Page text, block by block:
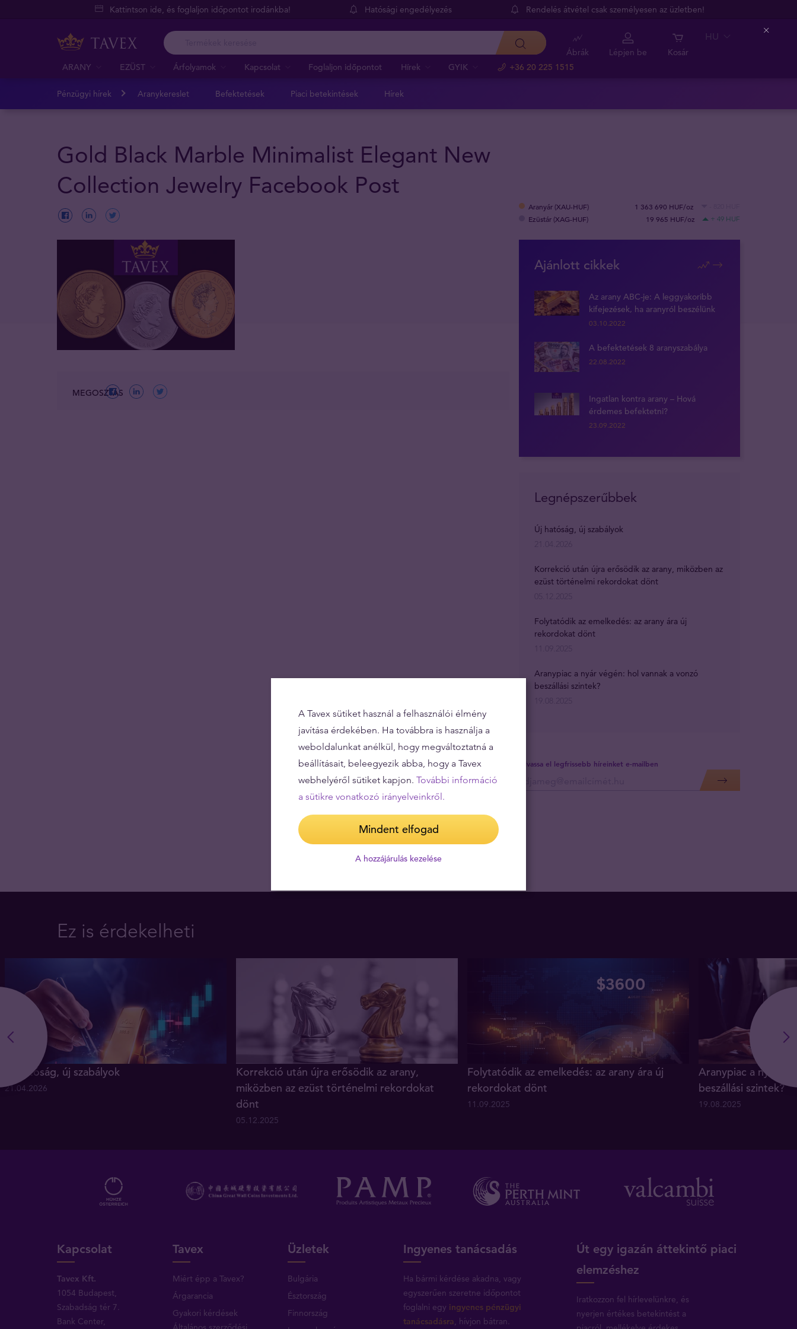
Kattintson ide, és foglaljon időpontot irodánkba! Hatósági engedélyezés Rendelés átvétel csak személyesen az üzletben!
ARANY EZÜST Árfolyamok Kapcsolat Foglaljon időpontot Hírek GYIK +36 20 225 1515
Ábrák Lépjen be Kosár
HU
Pénzügyi hírek Aranykereslet Befektetések Piaci betekintések Hírek
Gold Black Marble Minimalist Elegant New
Collection Jewelry Facebook Post
Aranyár (XAU-HUF) 1 363 690 HUF/oz
Ezüstár (XAG-HUF) 19 965 HUF/oz + 49 HUF
MEGOSZTÁS
Ajánlott cikkek
Az arany ABC-je: A leggyakoribb
kifejezések, ha aranyról beszélünk
03.10.2022
A befektetések 8 aranyszabálya
22.08.2022
Ingatlan kontra arany – Hová
érdemes befektetni?
23.09.2022
Olvassa el legfrissebb híreinket e-mailben
Legnépszerűbbek
Új hatóság, új szabályok
Korrekció után újra erősödik az arany, miközben az
ezüst történelmi rekordokat dönt
Folytatódik az emelkedés: az arany ára új
rekordokat dönt
Aranypiac a nyár végén: hol vannak a vonzó
beszállási szintek?
Ez is érdekelheti
Új hatóság, új szabályok
21.04.2026
Korrekció után újra erősödik az arany,
miközben az ezüst történelmi rekordokat
dönt
05.12.2025
Folytatódik az emelkedés: az arany ára új
rekordokat dönt
11.09.2025
Aranypiac a nyár
beszállási szintek?
19.08.2025
Kapcsolat
Tavex Kft.
1054 Budapest,
Szabadság tér 7.
Bank Center,
Tavex
Miért épp a Tavex?
Árgarancia
Gyakori kérdések
Üzletek
Bulgária
Észtország
Finnország
Ingyenes tanácsadás
Ha bármi kérdése akadna, vagy
egyszerűen szeretne időpontot
foglalni egy ingyenes pénzügyi
tanácsadásra , hívjon bátran.
Út egy igazán áttekintő piaci
elemzéshez
Iratkozzon fel hírlevelünkre, és
nyerjen értékes betekintést a
A Tavex sütiket használ a felhasználói élmény
javítása érdekében. Ha továbbra is használja a
weboldalunkat anélkül, hogy megváltoztatná a
beállításait, beleegyezik abba, hogy a Tavex
webhelyéről sütiket kapjon. További információ
a sütikre vonatkozó irányelveinkről.
Mindent elfogad
A hozzájárulás kezelése
Close